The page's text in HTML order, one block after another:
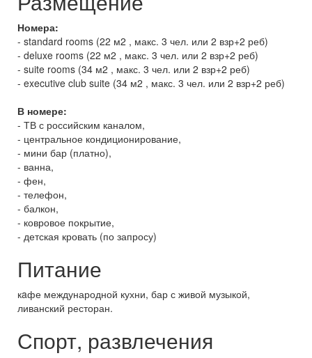
Номера:
- standard rooms (22 м2 , макс. 3 чел. или 2 взр+2 реб)
- deluxe rooms (22 м2 , макс. 3 чел. или 2 взр+2 реб)
- suite rooms (34 м2 , макс. 3 чел. или 2 взр+2 реб)
- executive club suite (34 м2 , макс. 3 чел. или 2 взр+2 реб)
В номере:
- ТВ с российским каналом,
- центральное кондиционирование,
- мини бар (платно),
- ванна,
- фен,
- телефон,
- балкон,
- ковровое покрытие,
- детская кровать (по запросу)
Питание
кaфе международной кухни, бар с живой музыкой,
ливанский ресторан.
Спорт, развлечения